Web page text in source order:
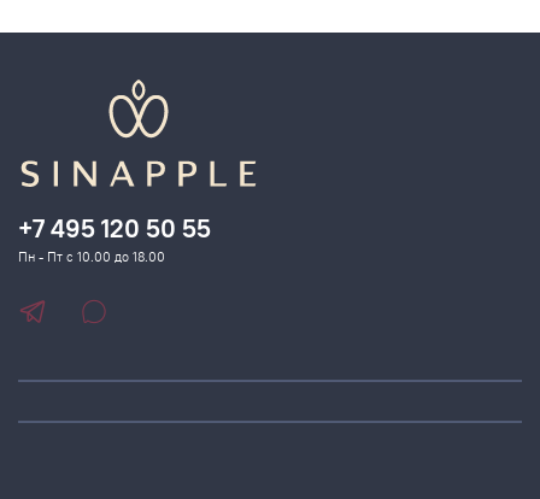
+7 495 120 50 55
Пн - Пт с 10.00 до 18.00